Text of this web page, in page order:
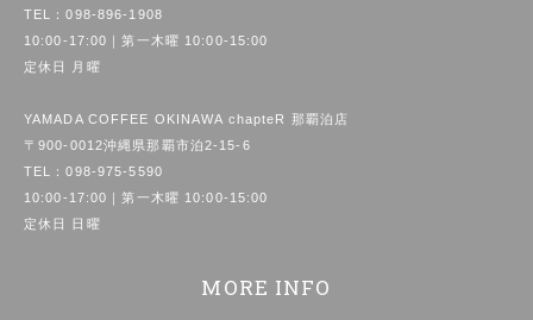
TEL：098-896-1908
10:00-17:00｜第一木曜 10:00-15:00
定休日 月曜
YAMADA COFFEE OKINAWA chapteR 那覇泊店
〒900-0012沖縄県那覇市泊2-15-6
TEL：098-975-5590
10:00-17:00｜第一木曜 10:00-15:00
定休日 日曜
MORE INFO